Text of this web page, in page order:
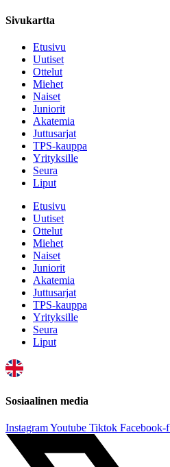
Sivukartta
Etusivu
Uutiset
Ottelut
Miehet
Naiset
Juniorit
Akatemia
Juttusarjat
TPS-kauppa
Yrityksille
Seura
Liput
Etusivu
Uutiset
Ottelut
Miehet
Naiset
Juniorit
Akatemia
Juttusarjat
TPS-kauppa
Yrityksille
Seura
Liput
Sosiaalinen media
InstagramYoutube Tiktok Facebook-f